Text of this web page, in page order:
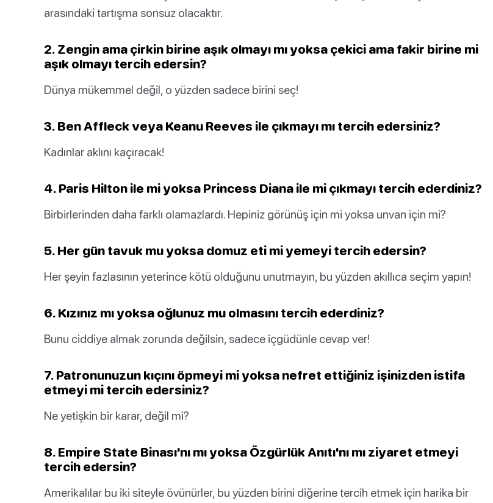
arasındaki tartışma sonsuz olacaktır.
2. Zengin ama çirkin birine aşık olmayı mı yoksa çekici ama fakir birine mi
aşık olmayı tercih edersin?
Dünya mükemmel değil, o yüzden sadece birini seç!
3. Ben Affleck veya Keanu Reeves ile çıkmayı mı tercih edersiniz?
Kadınlar aklını kaçıracak!
4. Paris Hilton ile mi yoksa Princess Diana ile mi çıkmayı tercih ederdiniz?
Birbirlerinden daha farklı olamazlardı. Hepiniz görünüş için mi yoksa unvan için mi?
5. Her gün tavuk mu yoksa domuz eti mi yemeyi tercih edersin?
Her şeyin fazlasının yeterince kötü olduğunu unutmayın, bu yüzden akıllıca seçim yapın!
6. Kızınız mı yoksa oğlunuz mu olmasını tercih ederdiniz?
Bunu ciddiye almak zorunda değilsin, sadece içgüdünle cevap ver!
7. Patronunuzun kıçını öpmeyi mi yoksa nefret ettiğiniz işinizden istifa
etmeyi mi tercih edersiniz?
Ne yetişkin bir karar, değil mi?
8. Empire State Binası'nı mı yoksa Özgürlük Anıtı'nı mı ziyaret etmeyi
tercih edersin?
Amerikalılar bu iki siteyle övünürler, bu yüzden birini diğerine tercih etmek için harika bir